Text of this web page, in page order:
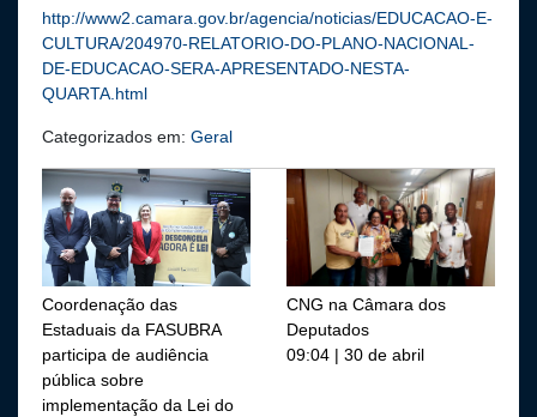
http://www2.camara.gov.br/agencia/noticias/EDUCACAO-E-
CULTURA/204970-RELATORIO-DO-PLANO-NACIONAL-
DE-EDUCACAO-SERA-APRESENTADO-NESTA-
QUARTA.html
Categorizados em: Geral
Coordenação das
Estaduais da FASUBRA
participa de audiência
pública sobre
implementação da Lei do
CNG na Câmara dos
Deputados
09:04 | 30 de abril